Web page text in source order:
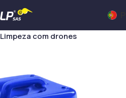
Limpeza com drones